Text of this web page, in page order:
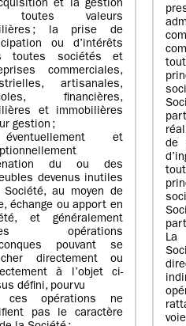
et la gestion
toutes valeurs
; la prise de
ou d’intérêts
toutes sociétés et
commerciales,
artisanales,
financières,
et immobilières
gestion ;
et
du ou des
devenus inutiles
au moyen de
échange ou apport en
et généralement
opérations
pouvant se
directement ou
à l’objet ci-
défini, pourvu
ces opérations ne
pas le caractère
de
La